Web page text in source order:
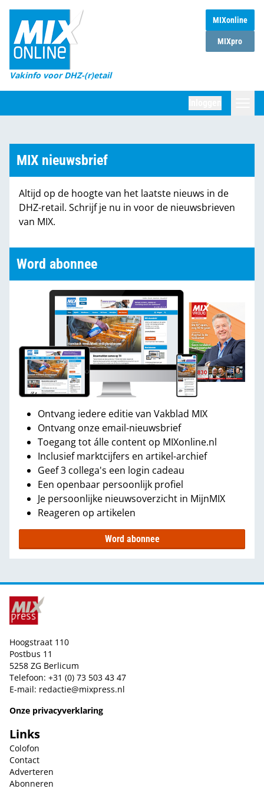
MIXonline
MIXpro
Vakinfo voor DHZ-(r)etail
Home
Magazines
DHZ Sessie
Marktcijfers
Partners
MIX nieuwsbrief
Altijd op de hoogte van het laatste nieuws in de
DHZ-retail. Schrijf je nu in voor de nieuwsbrieven
van MIX.
Word abonnee
Ontvang iedere editie van Vakblad MIX
Ontvang onze email-nieuwsbrief
Toegang tot álle content op MIXonline.nl
Inclusief marktcijfers en artikel-archief
Geef 3 collega's een login cadeau
Een openbaar persoonlijk profiel
Je persoonlijke nieuwsoverzicht in MijnMIX
Reageren op artikelen
Word abonnee
Hoogstraat 110
Postbus 11
5258 ZG Berlicum
Telefoon: +31 (0) 73 503 43 47
E-mail: redactie@mixpress.nl
Onze privacyverklaring
Links
Colofon
Contact
Adverteren
Abonneren